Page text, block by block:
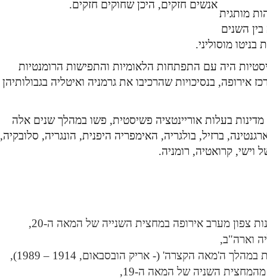
אנשים חזקים, היכן שחוקים חזקים.
מותגית
השנים
היה עם התפתחות הלאומיות והתפישות הרומנטיות
המאה ה-19 במרכז אירופה, בנסיכויות שהרכיבו את גרמניה ואיטליה בגבולותיהן
מדינות בעלות אוריינטציה פשיסטית, פשו במהלך שנים אלה
ברזיל, בולגריה, האימפריה היפנית, הונגריה, סלובקיה,
וישי, קרואטיה, רומניה.
צפון מערב אירופה במחצית השנייה של המאה ה-20,
ה'מאה הקצרה' (- אריק הובסבאום, 1914 – 1989),
השניה של המאה ה-19,